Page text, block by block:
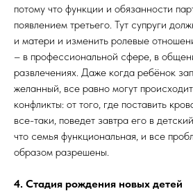
потому что функции и обязанности
появлением третьего. Тут супруги
и матери и изменить ролевые
– в профессиональной сфере, в
развлечениях. Даже когда ребёнок
желанный, все равно могут
конфликты: от того, где поставить
все-таки, поведет завтра его в
что семья функциональная, и все
образом разрешены.
4. Стадия рождения новых детей